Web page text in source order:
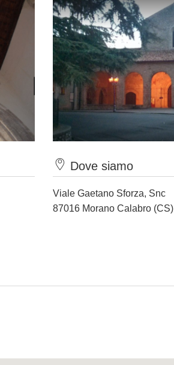
Dove siamo
Viale Gaetano Sforza, Snc
87016 Morano Calabro (CS)